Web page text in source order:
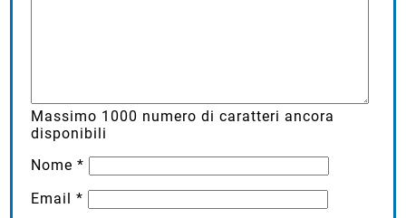
Massimo 1000 numero di caratteri ancora
disponibili
Nome*
Email*